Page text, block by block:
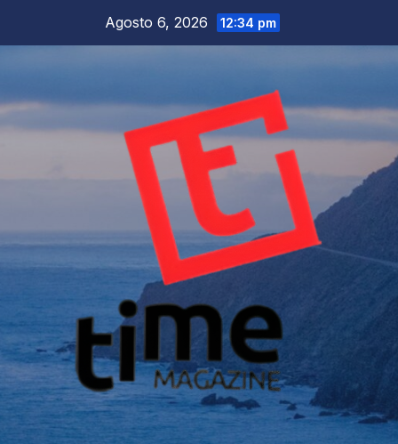
Agosto 6, 2026 12:34 pm